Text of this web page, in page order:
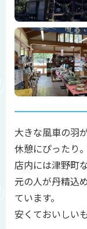
大きな風車の羽
休憩にぴったり。
店内には津野町
元の人が丹精込
ています。
安くておいしい